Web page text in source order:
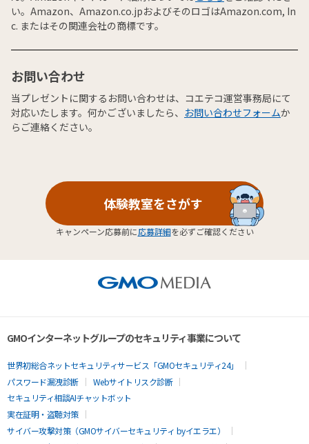
い。Amazon、Amazon.co.jpおよびそのロゴはAmazon.com, In
c. またはその関連会社の商標です。
お問い合わせ
当プレゼントに関するお問い合わせは、コエテコ運営事務局にて
対応いたします。何かございましたら、 お問い合わせフォームか
らご連絡ください。
体験教室をさがす
キャンペーン応募前に応募詳細を必ずご確認ください
GMOインターネットグループのセキュリティ事業について
世界初総合ネットセキュリティサービス「GMOセキュリティ24」
パスワード漏洩診断
Webサイトリスク診断
セキュリティ相談AIチャットボット
実在証明・盗聴対策
サイバー攻撃対策（GMOサイバーセキュリティ byイエラエ）